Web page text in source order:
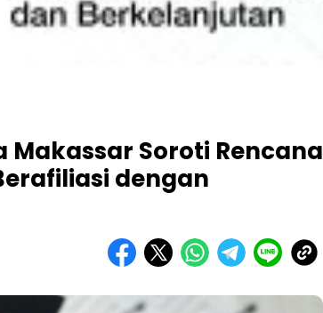
Makassar Soroti Rencana
dengan